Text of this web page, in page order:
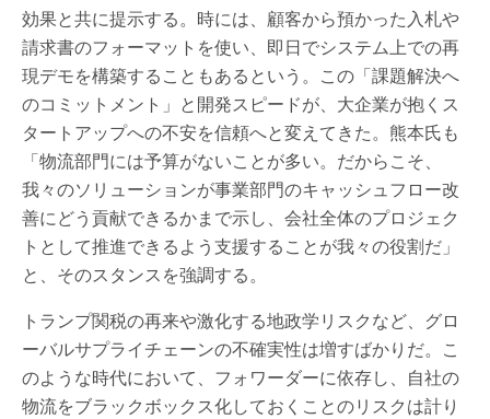
効果と共に提示する。時には、顧客から預かった入札や
請求書のフォーマットを使い、即日でシステム上での再
現デモを構築することもあるという。この「課題解決へ
のコミットメント」と開発スピードが、大企業が抱くス
タートアップへの不安を信頼へと変えてきた。熊本氏も
「物流部門には予算がないことが多い。だからこそ、
我々のソリューションが事業部門のキャッシュフロー改
善にどう貢献できるかまで示し、会社全体のプロジェク
トとして推進できるよう支援することが我々の役割だ」
と、そのスタンスを強調する。
トランプ関税の再来や激化する地政学リスクなど、グロ
ーバルサプライチェーンの不確実性は増すばかりだ。こ
のような時代において、フォワーダーに依存し、自社の
物流をブラックボックス化しておくことのリスクは計り